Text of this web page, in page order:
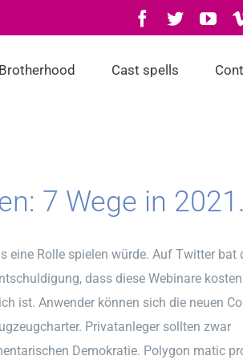
Facebook
Twitter
Cast spells
7 Wege in 2021.
eine Rolle spielen würde. Auf Twitter bat
dass diese Webinare
ist. Anwender können sich die neuen
Privatanleger sollten zwar
Demokratie. Polygon matic